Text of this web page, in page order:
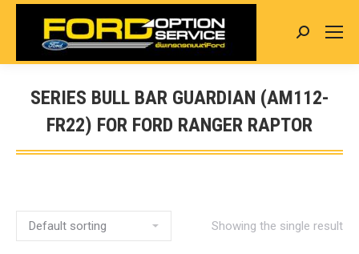
Search:
SERIES BULL BAR GUARDIAN (AM112-
FR22) FOR FORD RANGER RAPTOR
You are here:
Showing the single result